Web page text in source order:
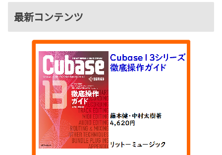
最新コンテンツ